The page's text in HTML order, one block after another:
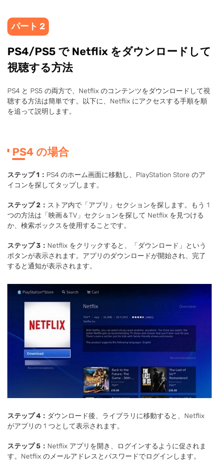
パート 2
PS4/PS5 で Netflix をダウンロードして
視聴する方法
PS4 と PS5 の両方で、Netflix のコンテンツをダウンロードして視
聴する方法は簡単です。以下に、Netflix にアクセスする手順を順
を追って説明します。
PS4 の場合
ステップ 1： PS4 のホーム画面に移動し、PlayStation Store のア
イコンを探してタップします。
ステップ 2： ストア内で「アプリ」セクションを探します。もう 1
つの方法は「映画＆TV」セクションを探して Netflix を見つける
か、検索ボックスを使用することです。
ステップ 3： Netflix をクリックすると、「ダウンロード」という
ボタンが表示されます。アプリのダウンロードが開始され、完了
すると通知が表示されます。
ステップ 4： ダウンロード後、ライブラリに移動すると、Netflix
がアプリの 1 つとして表示されます。
ステップ 5： Netflix アプリを開き、ログインするように促されま
す。Netflix のメールアドレスとパスワードでログインします。